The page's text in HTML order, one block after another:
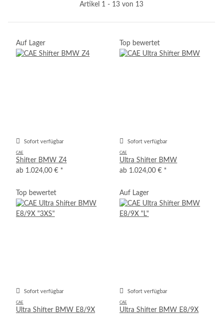
Artikel 1 - 13 von 13
Auf Lager
Sofort verfügbar
CAE
Shifter BMW Z4
ab 1.024,00 € *
Top bewertet
Sofort verfügbar
CAE
Ultra Shifter BMW
ab 1.024,00 € *
Top bewertet
Sofort verfügbar
CAE
Ultra Shifter BMW E8/9X
Auf Lager
Sofort verfügbar
CAE
Ultra Shifter BMW E8/9X